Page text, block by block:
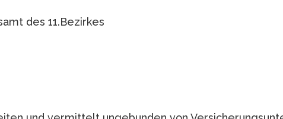
des 11.Bezirkes